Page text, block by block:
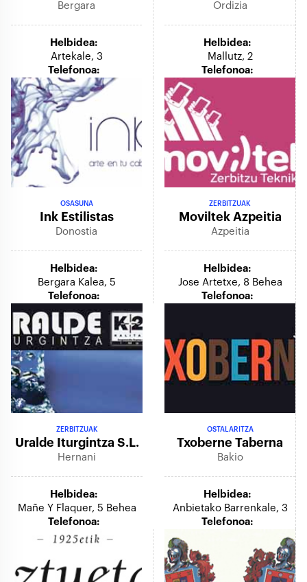
Bergara
Helbidea:
Artekale, 3
Telefonoa:
Ordizia
Helbidea:
Mallutz, 2
Telefonoa:
OSASUNA
Ink Estilistas
Donostia
Helbidea:
Bergara Kalea, 5
Telefonoa:
ZERBITZUAK
Moviltek Azpeitia
Azpeitia
Helbidea:
Jose Artetxe, 8 Behea
Telefonoa:
ZERBITZUAK
Uralde Iturgintza S.l.
Hernani
Helbidea:
Mañe Y Flaquer, 5 Behea
Telefonoa:
OSTALARITZA
Txoberne Taberna
Bakio
Helbidea:
Anbietako Barrenkale, 3
Telefonoa: